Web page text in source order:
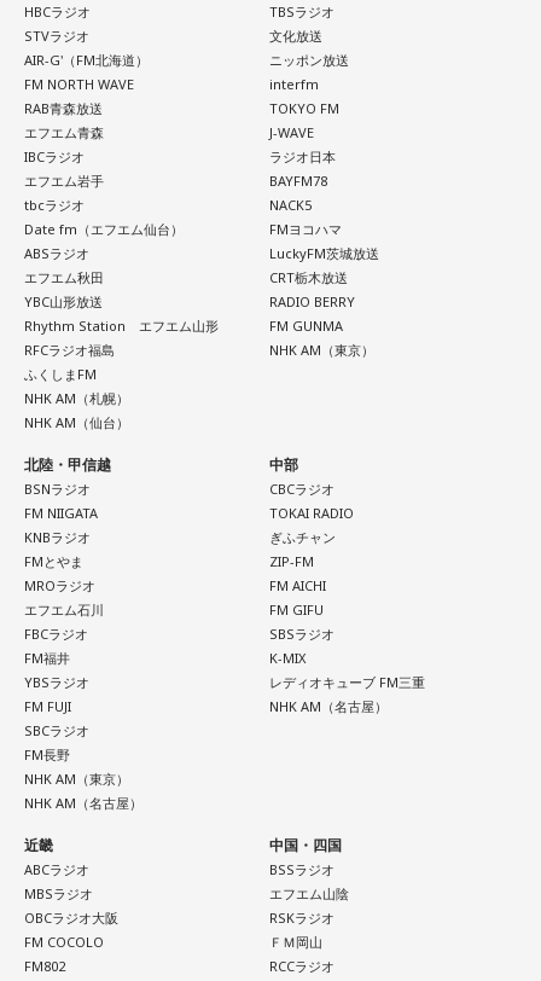
会社経営の魅力について尋ねられると、ゆとりくんは「会社
って脳みそなんで、宇宙なんですよ」と独特な表現で回答し
ます。「自分が想像したことは全部実現できる可能性があ
る」と語り、音楽のように声質とか身体的な制約がある表現
とは異なり、会社経営には発想次第でどこまでも挑戦できる
自由さがあると説明しました。
さらに、経営について特別に勉強した経験はほとんどないと
明かし、「親父が起業家だったのでDNA的なものはあるかも
しれないけれど、基本はいろいろと失敗しながら覚えてき
た」と振り返りました。
（左から）パーソナリティのきゃりーぱみゅぱみゅ、株式会
社yutori代表取締役社長 片石貴展さん（ゆとりくん）
◆古着トークで大盛り上がり
その後は2人とも大好きだという古着トークへ。きゃりーは
「今でも古着ばかり買います。新品であまりときめかなくな
っちゃいましたね」と話し、「OTOE」や「birthdeath」、
さらにはメルカリも愛用していることを明かします。
一方のゆとりくんも「メルカリディグが超好き」と笑いなが
ら語り、ヴィンテージロックTシャツは真贋判定をしてもらっ
て購入していることなど、こだわりを紹介しました。
た瞬間があった」と振り返り、そこからヴィンテージのバッ
グや時計に興味を持つようになったことも告白。「保育園の
お迎え時間を確認するために時計を買ってみたら、そのまま
ハマっちゃった」と笑いながら語り、現在はヴィンテージの
エルメスの時計を愛用していることも明かしました。
その背景について森下さんは、「国や教育現場が“一人ひとり
の特性をどう活かしていくか”を重視していました」と説明し
ます。「1人の人材も無駄にはできない」という考え方のも
と、それぞれの個性や能力を社会全体で生かそうとする姿勢
が、大きな変化につながったと振り返りました。
フィンランドを訪れたことがある宇賀は、図書館や教会の印
象深さにも触れます。森下さんは、図書館では椅子を自由に
動かし、自分の好きな場所で過ごせることを紹介し、利用者
が思い思いに過ごせる空間づくりが特徴だと語りました。
一方で、フィンランドでの暮らしでもっとも大変なのは冬だ
といいます。日照時間が短く、小学生も暗闇のなかを登校す
るほどで、「人に会いたくなくなったり、どれだけ寝ても寝
足りないときがある」と明かします。30年以上暮らした今で
も「まだ慣れていないですね」と話し、フィンランド語の習
歩いている感じ」と率直な思いを語りました。
厳しい冬があるからこそ、春の訪れは格別です。海や湖を覆
っていた氷が溶け始めることや、「日が長くなったな」と感
じる瞬間、顔に当たる太陽の光が春の訪れを知らせてくれる
と語りました。
また、フィンランド文化を語るうえで欠かせないサウナにつ
いても話題は及びます。森下さんは、サウナは「リラックス
したいときに利用する身近な存在」だと説明します。かつて
は「裸になっていると嘘がつけない」という考え方から、政
治や仕事の重要な話し合いがサウナでおこなわれることもあ
ったと、その文化的な背景を紹介しました。
森下圭子さんが翻訳を手掛けた「ムーミンとトーベ・ヤンソ
ン 自由を愛した芸術家、その仕事と人生」
HBCラジオ
STVラジオ
AIR-G'（FM北海道）
FM NORTH WAVE
RAB青森放送
エフエム青森
IBCラジオ
エフエム岩手
tbcラジオ
Date fm（エフエム仙台）
ABSラジオ
エフエム秋田
YBC山形放送
Rhythm Station エフエム山形
RFCラジオ福島
ふくしまFM
NHK AM（札幌）
NHK AM（仙台）
TBSラジオ
文化放送
ニッポン放送
interfm
TOKYO FM
J-WAVE
ラジオ日本
BAYFM78
NACK5
FMヨコハマ
LuckyFM茨城放送
CRT栃木放送
RADIO BERRY
FM GUNMA
NHK AM（東京）
北陸・甲信越
BSNラジオ
FM NIIGATA
KNBラジオ
FMとやま
MROラジオ
エフエム石川
FBCラジオ
FM福井
YBSラジオ
FM FUJI
SBCラジオ
FM長野
NHK AM（東京）
NHK AM（名古屋）
中部
CBCラジオ
TOKAI RADIO
ぎふチャン
ZIP-FM
FM AICHI
FM GIFU
SBSラジオ
K-MIX
レディオキューブ FM三重
NHK AM（名古屋）
近畿
ABCラジオ
MBSラジオ
OBCラジオ大阪
FM COCOLO
FM802
中国・四国
BSSラジオ
エフエム山陰
RSKラジオ
ＦＭ岡山
RCCラジオ